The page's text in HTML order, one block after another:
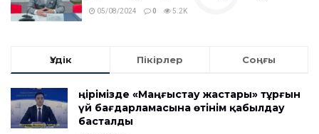
05/08/2024 0 5.2K
Үздік Пікірлер Соңғы
Өңірімізде «Маңғыстау жастары» тұрғын
үй бағдарламасына өтінім қабылдау
басталды